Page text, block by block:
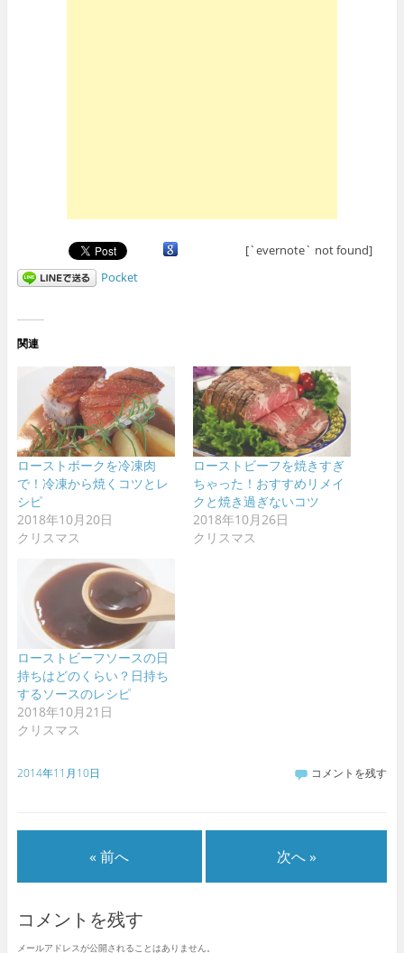
[`evernote` not found]
Pocket
関連
ローストポークを冷凍肉
で！冷凍から焼くコツとレ
シピ
2018年10月20日
クリスマス
ローストビーフを焼きすぎ
ちゃった！おすすめリメイ
クと焼き過ぎないコツ
2018年10月26日
クリスマス
ローストビーフソースの日
持ちはどのくらい？日持ち
するソースのレシピ
2018年10月21日
クリスマス
2014年11月10日 コメントを残す
« 前へ 次へ »
コメントを残す
メールアドレスが公開されることはありません。